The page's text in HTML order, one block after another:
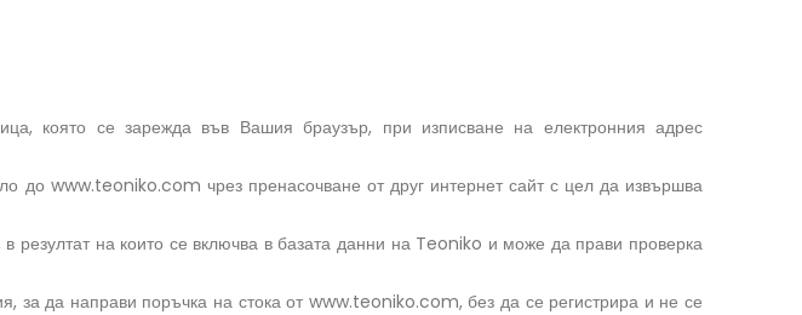
която се зарежда във Вашия браузър, при изписване на електронния адрес
до www.teoniko.com чрез пренасочване от друг интернет сайт с цел да извършва
резултат на които се включва в базата данни на Teoniko и може да прави проверка
за да направи поръчка на стока от www.teoniko.com, без да се регистрира и не се